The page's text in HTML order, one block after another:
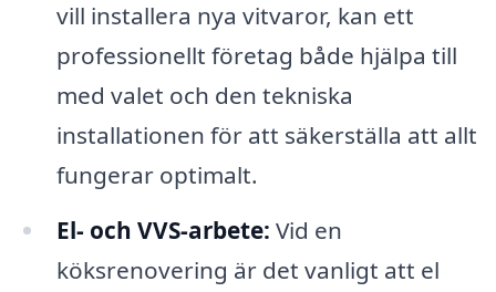
vill installera nya vitvaror, kan ett
professionellt företag både hjälpa till
med valet och den tekniska
installationen för att säkerställa att allt
fungerar optimalt.
El- och VVS-arbete: Vid en
köksrenovering är det vanligt att el